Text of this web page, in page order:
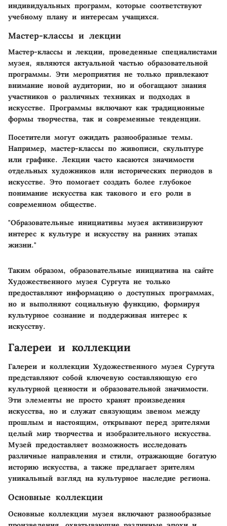
индивидуальных программ, которые соответствуют
учебному плану и интересам учащихся.
Мастер-классы и лекции
Мастер-классы и лекции, проведенные специалистами
музея, являются актуальной частью образовательной
программы. Эти мероприятия не только привлекают
внимание новой аудитории, но и обогащают знания
участников о различных техниках и подходах в
искусстве. Программы включают как традиционные
формы творчества, так и современные тенденции.
Посетители могут ожидать разнообразные темы.
Например, мастер-классы по живописи, скульптуре
или графике. Лекции часто касаются значимости
отдельных художников или исторических периодов в
искусстве. Это помогает создать более глубокое
понимание искусства как такового и его роли в
современном обществе.
"Образовательные инициативы музея активизируют
интерес к культуре и искусству на ранних этапах
жизни."
Таким образом, образовательные инициатива на сайте
Художественного музея Сургута не только
предоставляют информацию о доступных программах,
но и выполняют социальную функцию, формируя
культурное сознание и поддерживая интерес к
искусству.
Галереи и коллекции
Галереи и коллекции Художественного музея Сургута
представляют собой ключевую составляющую его
культурной ценности и образовательной значимости.
Эти элементы не просто хранят произведения
искусства, но и служат связующим звеном между
прошлым и настоящим, открывают перед зрителями
целый мир творчества и изобразительного искусства.
Музей предоставляет возможность исследовать
различные направления и стили, отражающие богатую
историю искусства, а также предлагает зрителям
уникальный взгляд на культурное наследие региона.
Основные коллекции
Основные коллекции музея включают разнообразные